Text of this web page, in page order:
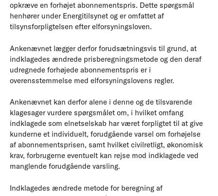
opkræve en forhøjet abonnementspris. Dette spørgsmål
henhører under Energitilsynet og er omfattet af
tilsynsforpligtelsen efter elforsyningsloven.
Ankenævnet lægger derfor forudsætningsvis til grund, at
indklagedes ændrede prisberegningsmetode og den deraf
udregnede forhøjede abonnementspris er i
overensstemmelse med elforsyningslovens regler.
Ankenævnet kan derfor alene i denne og de tilsvarende
klagesager vurdere spørgsmålet om, i hvilket omfang
indklagede som elnetselskab har været forpligtet til at give
kunderne et individuelt, forudgående varsel om forhøjelse
af abonnementsprisen, samt hvilket civilretligt, økonomisk
krav, forbrugerne eventuelt kan rejse mod indklagede ved
manglende forudgående varsling.
Indklagedes ændrede metode for beregning af